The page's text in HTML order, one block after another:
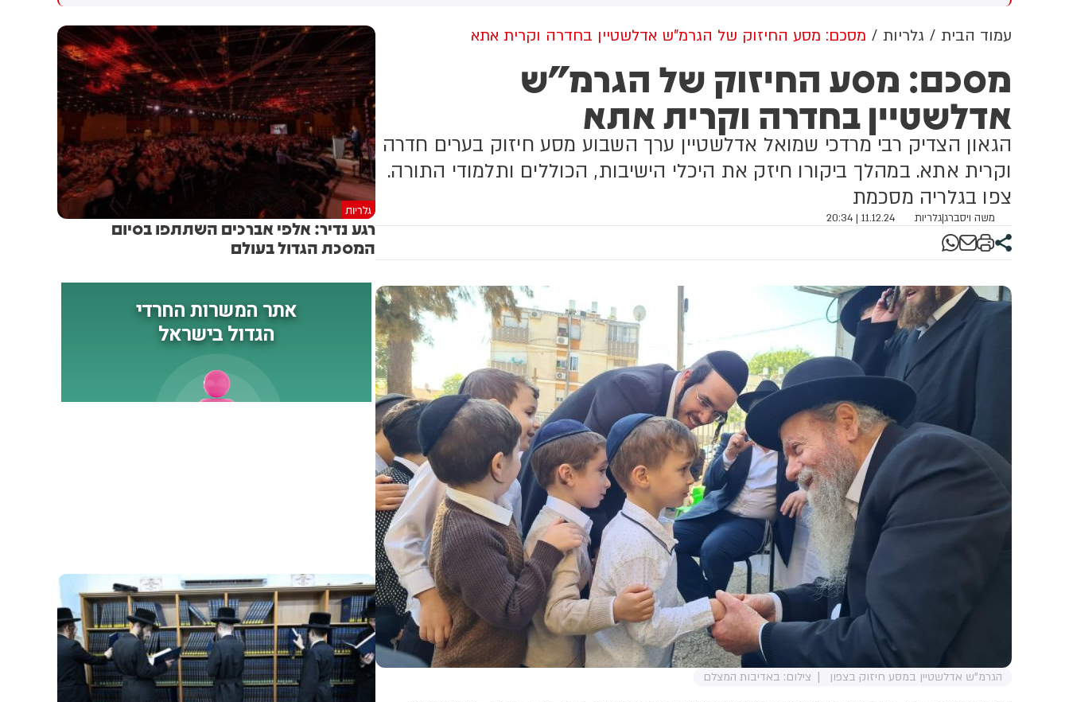
רפואי בזירה
עולה מניתוח חדש של
פוסטים זהים ב-X שותפו
בצרפתית, אנגלית וספרדית,
בטענה שיהודים הם שהציתו
במכוון את השריפות בצרפת,
ספרד ונורבגיה בטרה להרוויח
פוליטית או כלכלית מהמצב.
הבוקר בשכונת בקעה בירושלים
בזמן מעבר בהורמוז, שלושה
מהם במהלך השבוע
עמוד הבית גלריות מסכם: מסע החיזוק של הגרמ"ש אדלשטיין בחדרה וקרית אתא
מסכם: מסע החיזוק של הגרמ"ש
אדלשטיין בחדרה וקרית אתא
הגאון הצדיק רבי מרדכי שמואל אדלשטיין ערך השבוע מסע חיזוק בערים חדרה
וקרית אתא. במהלך ביקורו חיזק את היכלי הישיבות, הכוללים ותלמודי התורה.
צפו בגלריה מסכמת
משה ויסברג|גלריות 11.12.24 | 20:34
הגרמ"ש אדלשטיין במסע חיזוק בצפון צילום: באדיבות המצלם
גלריות
רגע נדיר: אלפי אברכים השתתפו בסיום
המסכת הגדול בעולם